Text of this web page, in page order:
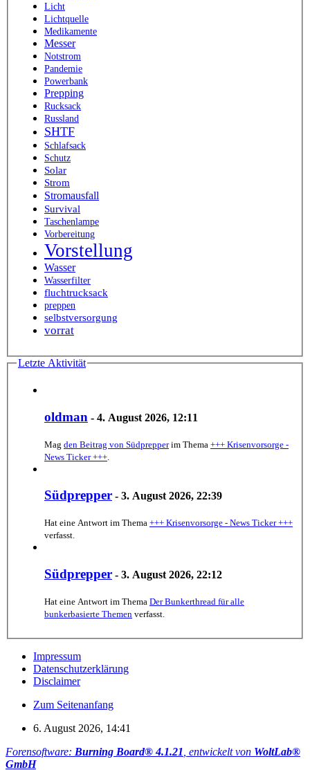
Licht
Lichtquelle
Medikamente
Messer
Notstrom
Pandemie
Powerbank
Prepping
Rucksack
Russland
SHTF
Schlafsack
Schutz
Solar
Strom
Stromausfall
Survival
Taschenlampe
Vorbereitung
Vorstellung
Wasser
Wasserfilter
fluchtrucksack
preppen
selbstversorgung
vorrat
Letzte Aktivität
oldman - 4. August 2026, 12:11
Mag den Beitrag von Südprepperim Thema +++ Krisenvorsorge -
News Ticker +++
Südprepper - 3. August 2026, 22:39
Hat eine Antwort im Thema +++ Krisenvorsorge - News Ticker +++
verfasst.
Südprepper - 3. August 2026, 22:12
Hat eine Antwort im Thema Der Bunkerthread für alle
bunkerbasierte Themen verfasst.
Impressum
Datenschutzerklärung
Disclaimer
Zum Seitenanfang
6. August 2026, 14:41
Forensoftware: Burning Board® 4.1.21 , entwickelt von WoltLab®
GmbH